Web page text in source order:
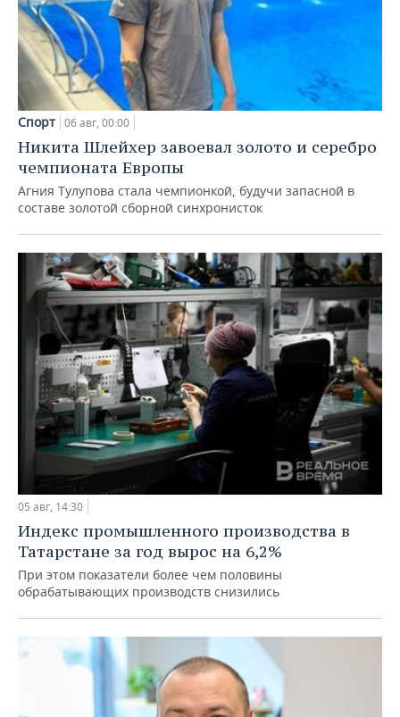
Спорт 06 авг, 00:00
Никита Шлейхер завоевал золото и серебро
чемпионата Европы
Агния Тулупова стала чемпионкой, будучи запасной в
составе золотой сборной синхронисток
05 авг, 14:30
Индекс промышленного производства в
Татарстане за год вырос на 6,2%
При этом показатели более чем половины
обрабатывающих производств снизились